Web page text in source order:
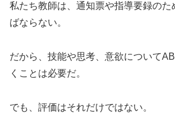
私たち教師は、通知票や指導要録のた
ばならない。
だから、技能や思考、意欲について
くことは必要だ。
でも、評価はそれだけではない。